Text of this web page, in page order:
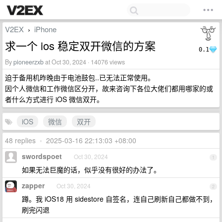
0.1
V2EX › iPhone
求一个 ios 稳定双开微信的方案
Bypioneerzxbat Oct 30, 2024 · 14076 views
迫于备用机昨晚由于电池鼓包..已无法正常使用。
因个人微信和工作微信区分开，故来咨询下各位大佬们都用哪家的或
者什么方式进行 iOS 微信双开。
iOS 微信
双开
48 replies • 2025-03-16 22:13:03 +08:00
1
swordspoet Oct 30, 2024
如果无法巨魔的话，似乎没有很好的办法了。
2
zapper Oct 30, 2024
蹲。我 iOS18 用 sidestore 自签名，连自己刷新自己都做不到，
刷完闪退